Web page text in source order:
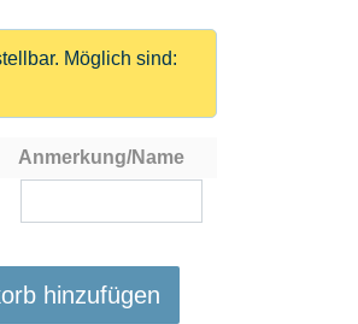
Möglich sind:
Anmerkung/Name
hinzufügen